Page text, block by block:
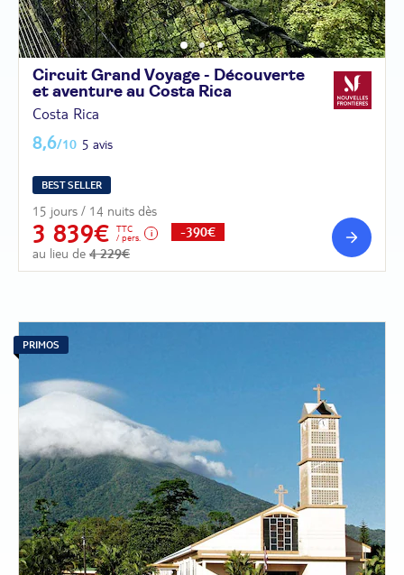
Circuit Grand Voyage - Découverte
et aventure au Costa Rica
Costa Rica
8,6/10 5 avis
BEST SELLER
15 jours / 14 nuits dès
3 839€
TTC
/ pers.
au lieu de 4 229€
-390€
PRIMOS